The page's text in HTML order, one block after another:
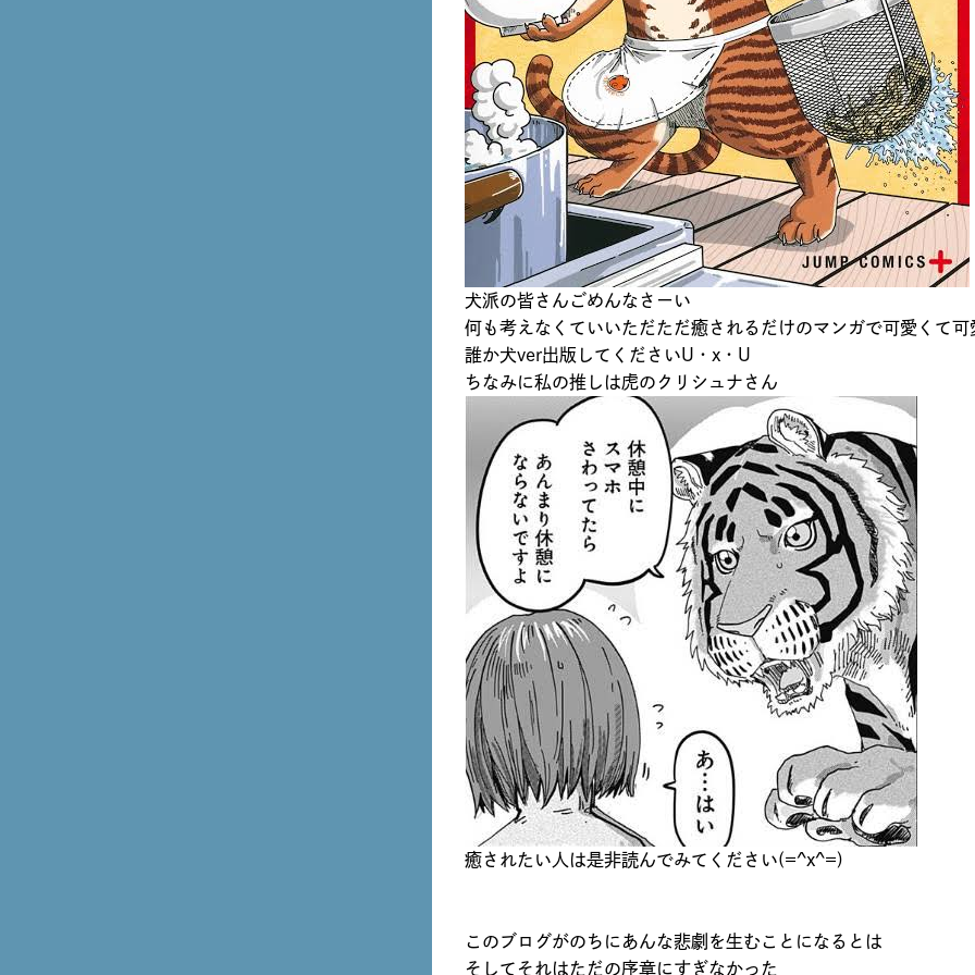
犬派の皆さんごめんなさーい
何も考えなくていいただただ癒されるだけのマンガで可愛くて可
誰か犬ver出版してくださいU・x・U
ちなみに私の推しは虎のクリシュナさん
癒されたい人は是非読んでみてください(=^x^=)
このブログがのちにあんな悲劇を生むことになるとは
そしてそれはただの序章にすぎなかった